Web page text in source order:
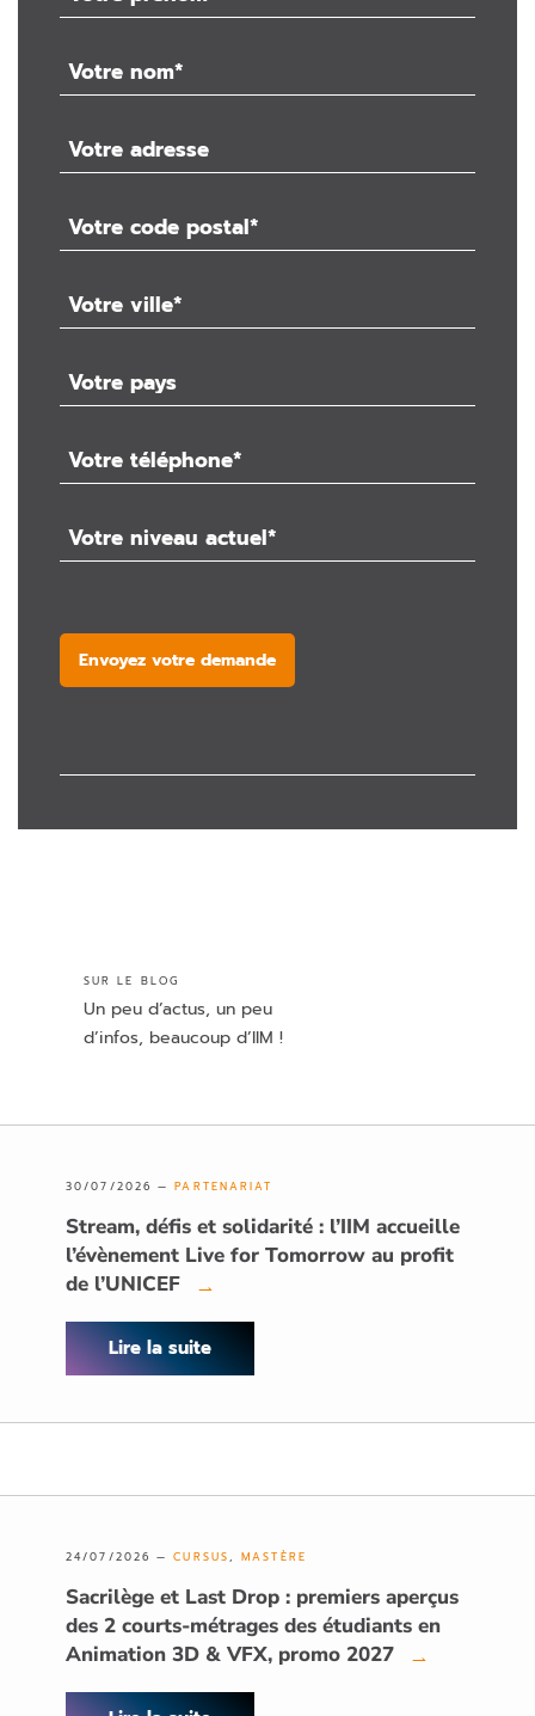
Envoyez votre demande
SUR LE BLOG
Un peu d’actus, un peu
d’infos, beaucoup d’IIM !
30/07/2026 —PARTENARIAT
Stream, défis et solidarité : l’IIM accueille
l’évènement Live for Tomorrow au profit
de l’UNICEF
→
Lire la suite
24/07/2026 —CURSUS,MASTÈRE
Sacrilège et Last Drop : premiers aperçus
des 2 courts-métrages des étudiants en
Animation 3D & VFX, promo 2027
→